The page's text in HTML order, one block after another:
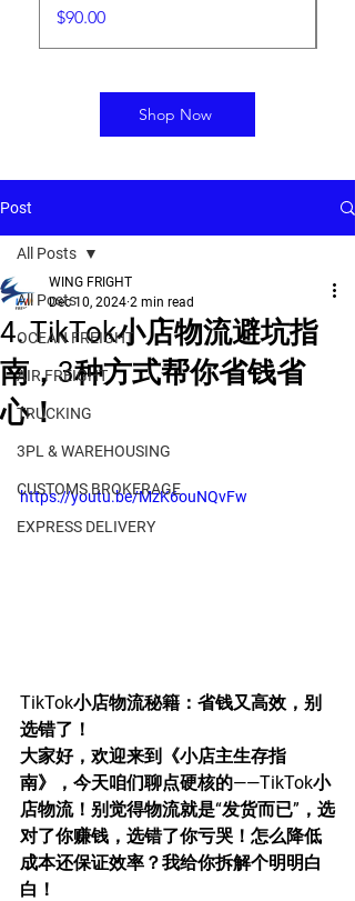
Price
$90.00
Shop Now
Post
All Posts
OCEAN FREIGHT
AIR FREIGHT
TRUCKING
3PL & WAREHOUSING
CUSTOMS BROKERAGE
EXPRESS DELIVERY
All Posts
4. TikTok小店物流避坑指
南，3种方式帮你省钱省
心！
WING FRIGHT
Dec 10, 2024 2 min read
https://youtu.be/MzK6ouNQvFw
TikTok小店物流秘籍：省钱又高效，别
选错了！
大家好，欢迎来到《小店主生存指
南》，今天咱们聊点硬核的——TikTok小
店物流！别觉得物流就是“发货而已”，选
对了你赚钱，选错了你亏哭！怎么降低
成本还保证效率？我给你拆解个明明白
白！